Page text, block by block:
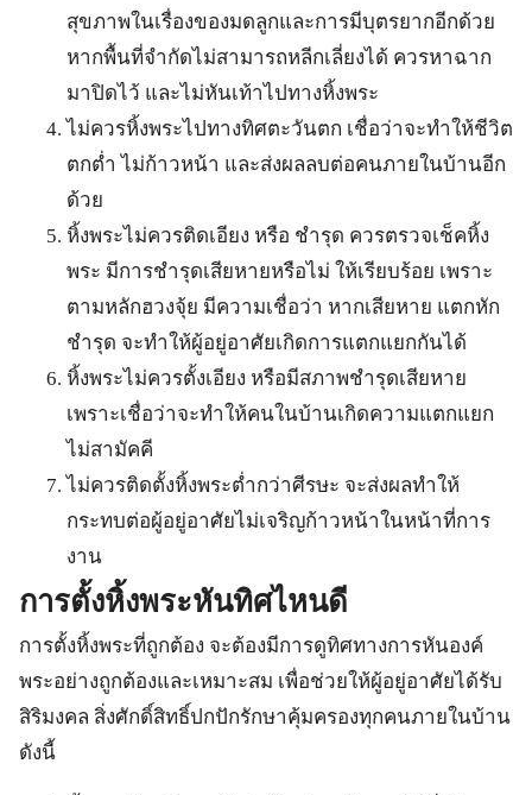
สุขภาพในเรื่องของมดลูกและการมีบุตรยากอีกด้วย
หากพื้นที่จำกัดไม่สามารถหลีกเลี่ยงได้ ควรหาฉาก
มาปิดไว้ และไม่หันเท้าไปทางหิ้งพระ
ไม่ควรหิ้งพระไปทางทิศตะวันตก เชื่อว่าจะทำให้ชีวิต
ตกต่ำ ไม่ก้าวหน้า และส่งผลลบต่อคนภายในบ้านอีก
ด้วย
หิ้งพระไม่ควรติดเอียง หรือ ชำรุด ควรตรวจเช็คหิ้ง
พระ มีการชำรุดเสียหายหรือไม่ ให้เรียบร้อย เพราะ
ตามหลักฮวงจุ้ย มีความเชื่อว่า หากเสียหาย แตกหัก
ชำรุด จะทำให้ผู้อยู่อาศัยเกิดการแตกแยกกันได้
หิ้งพระไม่ควรตั้งเอียง หรือมีสภาพชำรุดเสียหาย
เพราะเชื่อว่าจะทำให้คนในบ้านเกิดความแตกแยก
ไม่สามัคคี
ไม่ควรติดตั้งหิ้งพระต่ำกว่าศีรษะ จะส่งผลทำให้
กระทบต่อผู้อยู่อาศัยไม่เจริญก้าวหน้าในหน้าที่การ
งาน
การตั้งหิ้งพระหันทิศไหนดี
การตั้งหิ้งพระที่ถูกต้อง จะต้องมีการดูทิศทางการหันองค์
พระอย่างถูกต้องและเหมาะสม เพื่อช่วยให้ผู้อยู่อาศัยได้รับ
สิริมงคล สิ่งศักดิ์สิทธิ์ปกปักรักษาคุ้มครองทุกคนภายในบ้าน
ดังนี้